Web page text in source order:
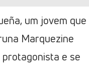
um jovem que
Marquezine
e se